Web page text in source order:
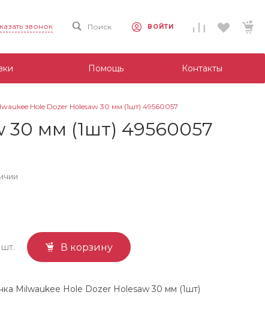
звонок Поиск ВОЙТИ
Помощь Контакты
Hole Dozer Holesaw 30 мм (1шт) 49560057
30 мм (1шт) 49560057
шт. В корзину
Milwaukee Hole Dozer Holesaw 30 мм (1шт)